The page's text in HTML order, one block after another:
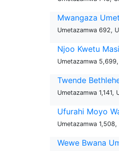
Mwangaza
Umetazamwa 692,
Njoo Kwetu
Umetazamwa
Twende
Umetazamwa 1,141,
Ufurahi Moyo
Umetazamwa
Wewe Bwana